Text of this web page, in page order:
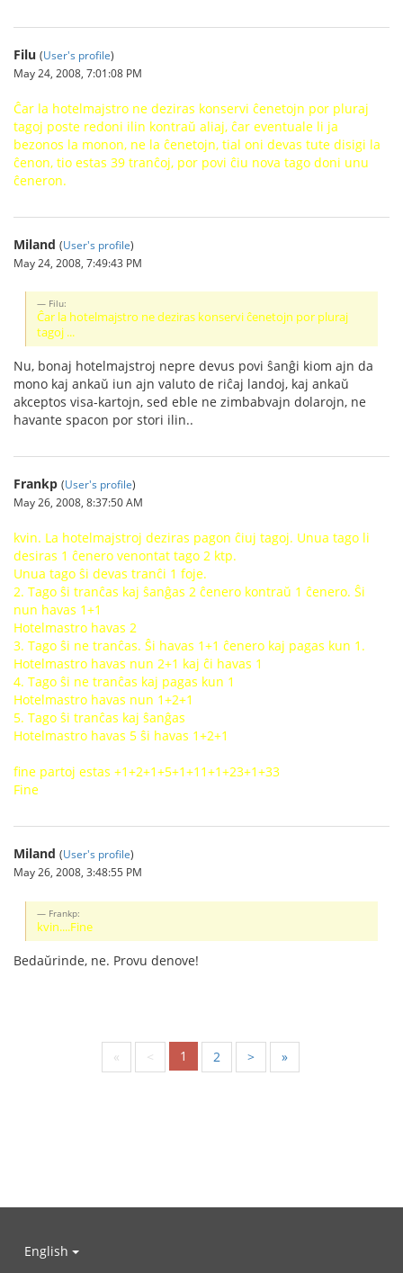
Filu (User's profile)
May 24, 2008, 7:01:08 PM
Ĉar la hotelmajstro ne deziras konservi ĉenetojn por pluraj
tagoj poste redoni ilin kontraŭ aliaj, ĉar eventuale li ja
bezonos la monon, ne la ĉenetojn, tial oni devas tute disigi la
ĉenon, tio estas 39 tranĉoj, por povi ĉiu nova tago doni unu
ĉeneron.
Miland (User's profile)
May 24, 2008, 7:49:43 PM
Filu:
Ĉar la hotelmajstro ne deziras konservi ĉenetojn por pluraj
tagoj ...
Nu, bonaj hotelmajstroj nepre devus povi ŝanĝi kiom ajn da
mono kaj ankaŭ iun ajn valuto de riĉaj landoj, kaj ankaŭ
akceptos visa-kartojn, sed eble ne zimbabvajn dolarojn, ne
havante spacon por stori ilin..
Frankp (User's profile)
May 26, 2008, 8:37:50 AM
kvin. La hotelmajstroj deziras pagon ĉiuj tagoj. Unua tago li
desiras 1 ĉenero venontat tago 2 ktp.
Unua tago ŝi devas tranĉi 1 foje.
2. Tago ŝi tranĉas kaj ŝanĝas 2 ĉenero kontraŭ 1 ĉenero. Ŝi
nun havas 1+1
Hotelmastro havas 2
3. Tago ŝi ne tranĉas. Ŝi havas 1+1 ĉenero kaj pagas kun 1.
Hotelmastro havas nun 2+1 kaj ĉi havas 1
4. Tago ŝi ne tranĉas kaj pagas kun 1
Hotelmastro havas nun 1+2+1
5. Tago ŝi tranĉas kaj ŝanĝas
Hotelmastro havas 5 ŝi havas 1+2+1
fine partoj estas +1+2+1+5+1+11+1+23+1+33
Fine
Miland (User's profile)
May 26, 2008, 3:48:55 PM
Frankp:
kvin....Fine
Bedaŭrinde, ne. Provu denove!
« < 1 2 > »
English